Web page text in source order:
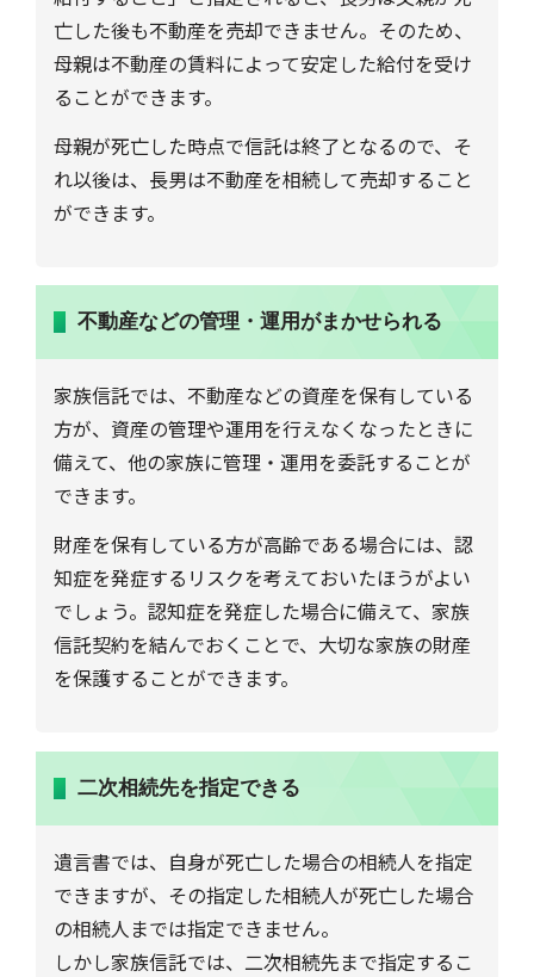
亡した後も不動産を売却できません。そのため、
母親は不動産の賃料によって安定した給付を受け
ることができます。
母親が死亡した時点で信託は終了となるので、そ
れ以後は、長男は不動産を相続して売却すること
ができます。
不動産などの管理・運用がまかせられる
家族信託では、不動産などの資産を保有している
方が、資産の管理や運用を行えなくなったときに
備えて、他の家族に管理・運用を委託することが
できます。
財産を保有している方が高齢である場合には、認
知症を発症するリスクを考えておいたほうがよい
でしょう。認知症を発症した場合に備えて、家族
信託契約を結んでおくことで、大切な家族の財産
を保護することができます。
二次相続先を指定できる
遺言書では、自身が死亡した場合の相続人を指定
できますが、その指定した相続人が死亡した場合
の相続人までは指定できません。
しかし家族信託では、二次相続先まで指定するこ